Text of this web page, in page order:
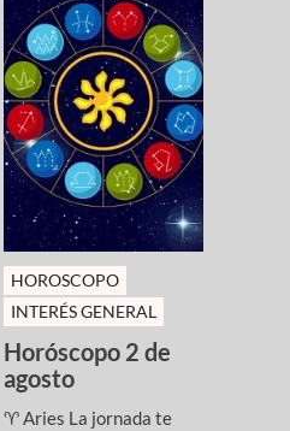
HOROSCOPO
INTERÉS GENERAL
Horóscopo 2 de
agosto
♈ Aries La jornada te